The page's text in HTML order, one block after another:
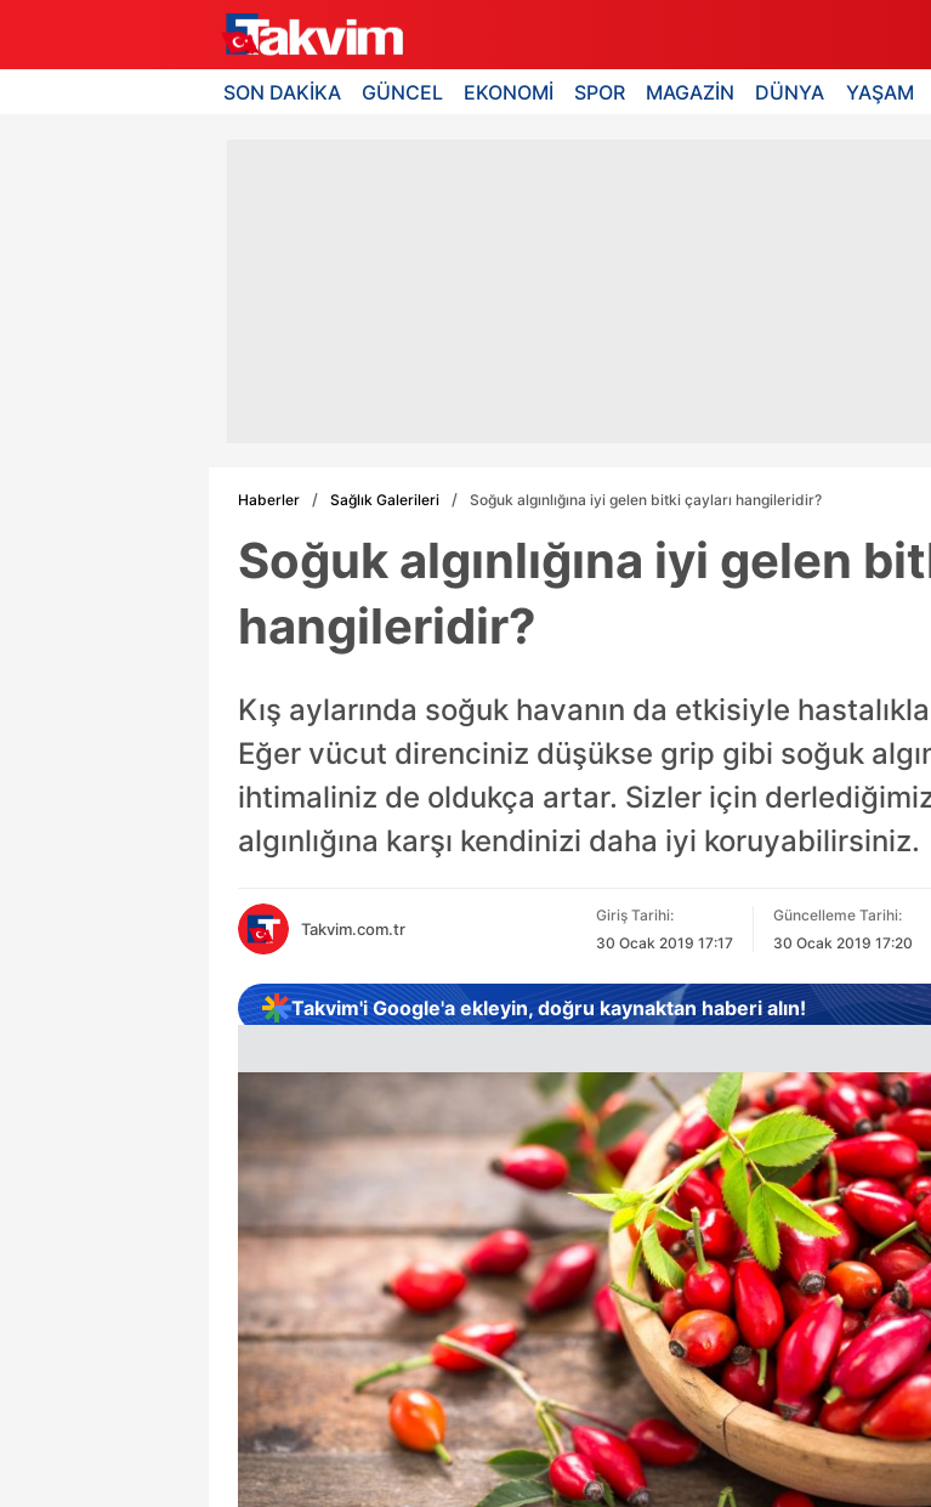
SON DAKİKA GÜNCEL EKONOMİ SPOR MAGAZİN DÜNYA YAŞAM
Haberler Sağlık Galerileri Soğuk algınlığına iyi gelen bitki çayları hangileridir?
Soğuk algınlığına iyi gelen
hangileridir?
Kış aylarında soğuk havanın da etkisiyle
Eğer vücut direnciniz düşükse grip gibi soğuk
ihtimaliniz de oldukça artar. Sizler için
algınlığına karşı kendinizi daha iyi koruyabilirsiniz.
Takvim.com.tr
Giriş Tarihi:
30 Ocak 2019 17:17
Güncelleme Tarihi:
30 Ocak 2019 17:20
Takvim'i Google'a ekleyin, doğru kaynaktan haberi alın!